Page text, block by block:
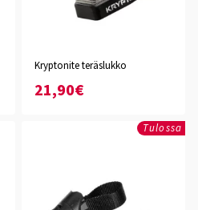
Kryptonite teräslukko
21,90€
Tulossa